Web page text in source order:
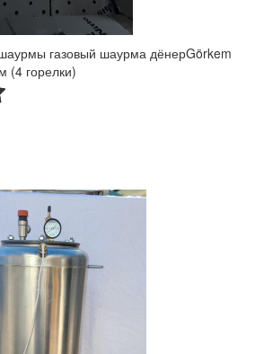
газовый шаурма дёнерGörkem
(4 горелки)